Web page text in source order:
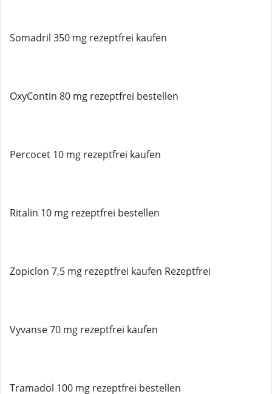
Somadril 350 mg rezeptfrei kaufen
OxyContin 80 mg rezeptfrei bestellen
Percocet 10 mg rezeptfrei kaufen
Ritalin 10 mg rezeptfrei bestellen
Zopiclon 7,5 mg rezeptfrei kaufen Rezeptfrei
Vyvanse 70 mg rezeptfrei kaufen
Tramadol 100 mg rezeptfrei bestellen